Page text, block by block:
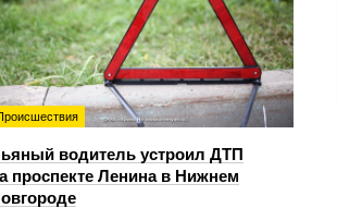
водитель устроил ДТП
проспекте Ленина в Нижнем